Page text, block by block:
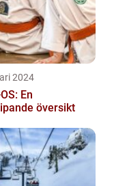
2024
En
översikt